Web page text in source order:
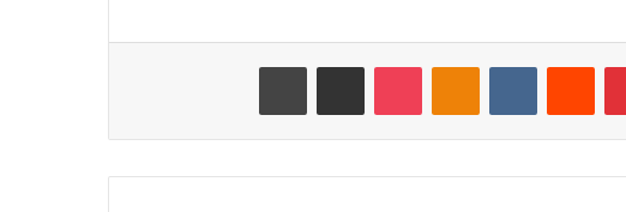
‫پین‌ترست ‫رددیت پاکت اشتراک گذاری از طریق ایمیل